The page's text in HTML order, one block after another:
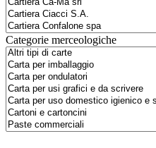
Categorie merceologiche